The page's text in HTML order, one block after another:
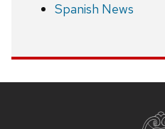
Spanish News